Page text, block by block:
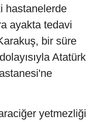
hastanelerde
ayakta tedavi
bir süre
Atatürk
yetmezliği